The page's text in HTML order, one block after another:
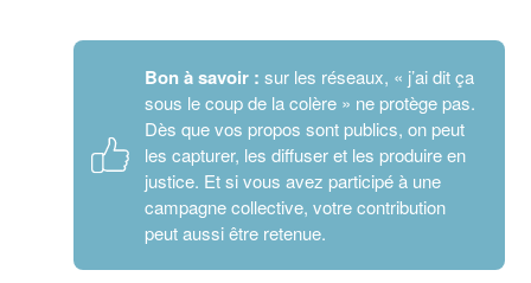
Bon à savoir : sur les réseaux, « j’ai dit ça
sous le coup de la colère » ne protège pas.
Dès que vos propos sont publics, on peut
les capturer, les diffuser et les produire en
justice. Et si vous avez participé à une
campagne collective, votre contribution
peut aussi être retenue.